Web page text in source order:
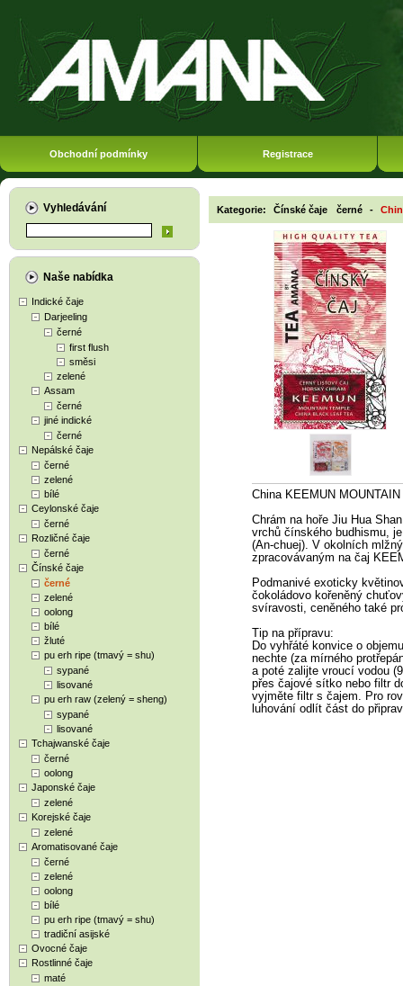
Obchodní podmínky Registrace
Vyhledávání
Naše nabídka
Indické čaje
Darjeeling
černé
first flush
směsi
zelené
Assam
černé
jiné indické
černé
Nepálské čaje
černé
zelené
bílé
Ceylonské čaje
černé
Rozličné čaje
černé
Čínské čaje
černé
zelené
oolong
bílé
žluté
pu erh ripe (tmavý = shu)
sypané
lisované
pu erh raw (zelený = sheng)
sypané
lisované
Tchajwanské čaje
černé
oolong
Japonské čaje
zelené
Korejské čaje
zelené
Aromatisované čaje
černé
zelené
oolong
bílé
pu erh ripe (tmavý = shu)
tradiční asijské
Ovocné čaje
Rostlinné čaje
maté
Kategorie: Čínské čaje černé -
China KEEMUN
Chrám na hoře Jiu Hua
vrchů čínského budhismu,
(An-chuej). V okolních
zpracovávaným na čaj
Podmanivé exoticky
čokoládovo kořeněný
svíravosti, ceněného také
Tip na přípravu:
Do vyhřáté konvice o
nechte (za mírného
a poté zalijte vroucí vodou
přes čajové sítko nebo filtr
vyjměte filtr s čajem. Pro
luhování odlít část do